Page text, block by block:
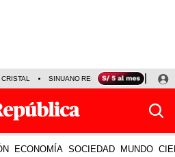
SINUANO RESULTADOS HOY
ECONOMÍA SOCIEDAD MUNDO